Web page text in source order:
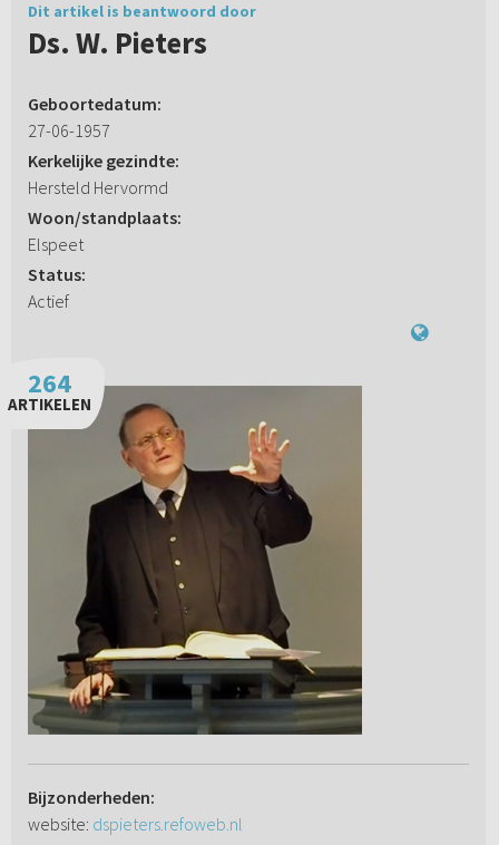
Dit artikel is beantwoord door
Ds. W. Pieters
Geboortedatum:
27-06-1957
Kerkelijke gezindte:
Hersteld Hervormd
Woon/standplaats:
Elspeet
Status:
Actief
264
ARTIKELEN
Bijzonderheden:
website: dspieters.refoweb.nl